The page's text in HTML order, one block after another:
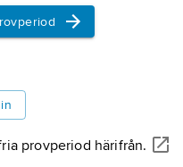
provperiod härifrån.